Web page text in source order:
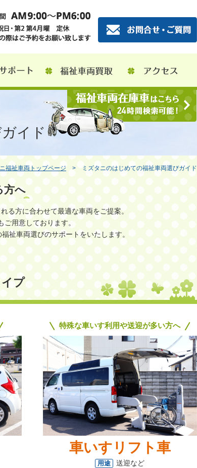
イド
福祉車両トップページ > ミズタニのはじめての福祉車両選びガイド
方へ
る方に合わせて最適な車両をご提案。
用意しております。
祉車両選びのサポートをいたします。
プ
特殊な車いす利用や送迎が多い方へ
車いすリフト車
用途 送迎など